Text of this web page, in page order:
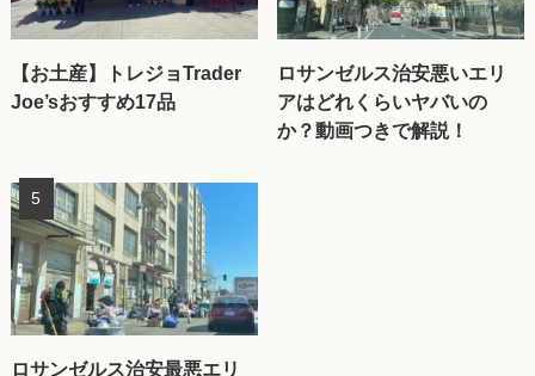
【お土産】トレジョTrader
Joe’sおすすめ17品
ロサンゼルス治安悪いエリ
アはどれくらいヤバいの
か？動画つきで解説！
ロサンゼルス治安最悪エリ